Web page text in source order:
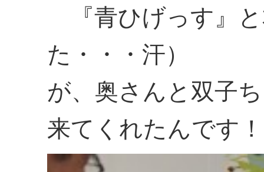
『青ひげっす』
た・・・汗）
が、奥さんと双子
来てくれたんです！